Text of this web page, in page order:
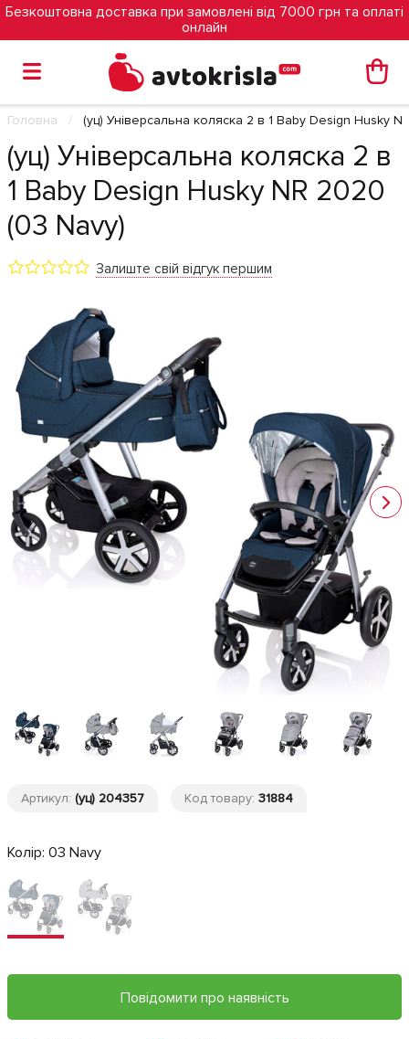
Безкоштовна доставка при замовлені від 7000 грн та оплаті
онлайн
Головна (уц) Універсальна коляска 2 в 1 Baby Design Husky
(уц) Універсальна коляска 2 в
1 Baby Design Husky NR 2020
(03 Navy)
Залиште свій відгук першим
Артикул: (уц) 204357 Код товару: 31884
Колір: 03 Navy
Повідомити про наявність